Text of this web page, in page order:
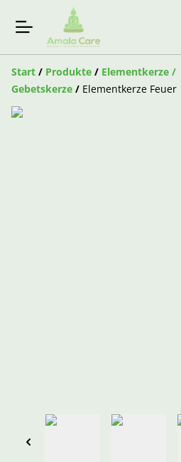
Start / Produkte / Elementkerze /
Gebetskerze / Elementkerze Feuer